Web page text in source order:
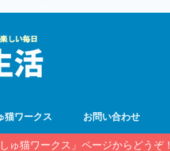
猫ワークス お問い合わせ
猫ワークス」ページからどうぞ！